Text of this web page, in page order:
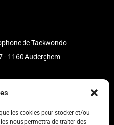
les cookies pour stocker et/ou
nous permettra de traiter des
de Taekwondo
- 1160 Auderghem